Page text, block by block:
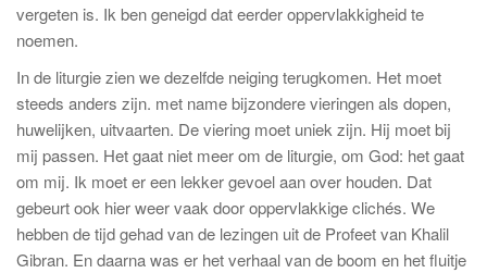
vergeten is. Ik ben geneigd dat eerder oppervlakkigheid te
noemen.
In de liturgie zien we dezelfde neiging terugkomen. Het moet
steeds anders zijn. met name bijzondere vieringen als dopen,
huwelijken, uitvaarten. De viering moet uniek zijn. Hij moet bij
mij passen. Het gaat niet meer om de liturgie, om God: het gaat
om mij. Ik moet er een lekker gevoel aan over houden. Dat
gebeurt ook hier weer vaak door oppervlakkige clichés. We
hebben de tijd gehad van de lezingen uit de Profeet van Khalil
Gibran. En daarna was er het verhaal van de boom en het fluitje